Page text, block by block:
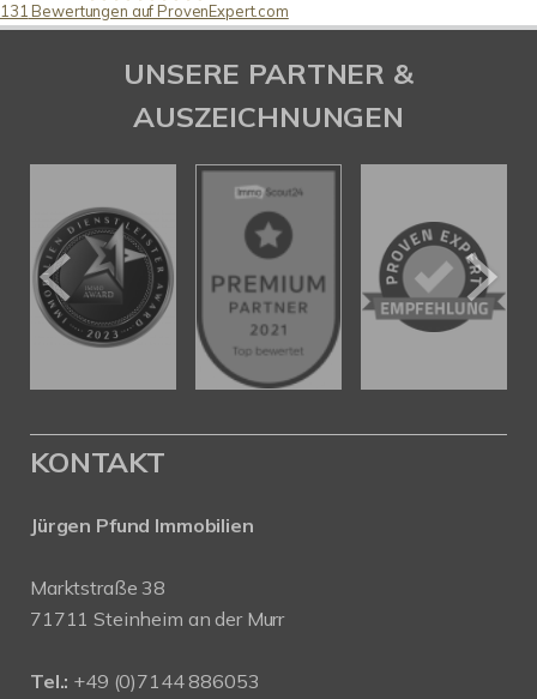
Pfund Immobilien
131 Bewertungen auf ProvenExpert.com
UNSERE PARTNER &
AUSZEICHNUNGEN
KONTAKT
Jürgen Pfund Immobilien
Marktstraße 38
71711 Steinheim an der Murr
Tel.: +49 (0)7144 886053